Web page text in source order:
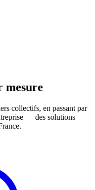
mesure
collectifs, en passant par
— des solutions